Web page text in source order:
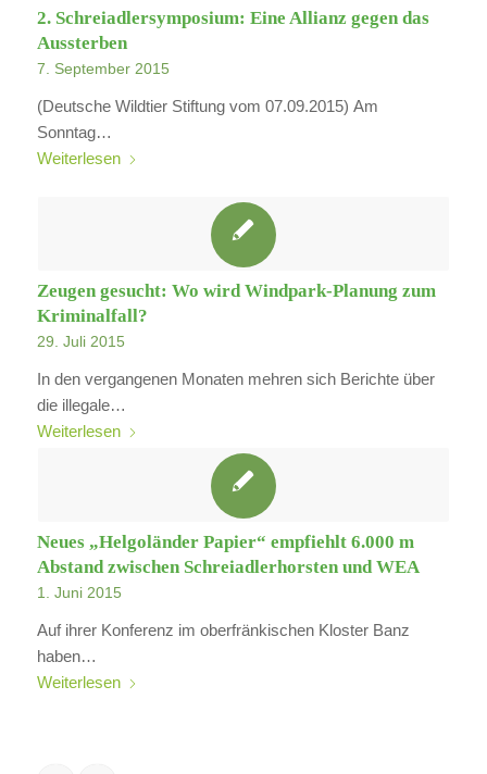
2. Schreiadlersymposium: Eine Allianz gegen das
Aussterben
7. September 2015
(Deutsche Wildtier Stiftung vom 07.09.2015) Am
Sonntag…
Weiterlesen
Zeugen gesucht: Wo wird Windpark-Planung zum
Kriminalfall?
29. Juli 2015
In den vergangenen Monaten mehren sich Berichte über
die illegale…
Weiterlesen
Neues „Helgoländer Papier“ empfiehlt 6.000 m
Abstand zwischen Schreiadlerhorsten und WEA
1. Juni 2015
Auf ihrer Konferenz im oberfränkischen Kloster Banz
haben…
Weiterlesen